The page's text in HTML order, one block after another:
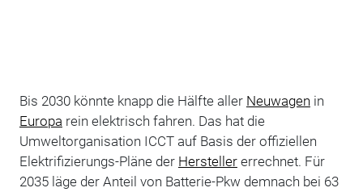
Bis 2030 könnte knapp die Hälfte aller Neuwagen in
Europa rein elektrisch fahren. Das hat die
Umweltorganisation ICCT auf Basis der offiziellen
Elektrifizierungs-Pläne der Herstellererrechnet. Für
2035 läge der Anteil von Batterie-Pkw demnach bei 63